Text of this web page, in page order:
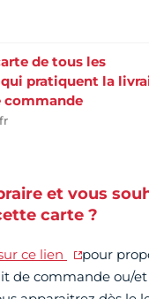
de tous les
pratiquent la
commande
et vous
carte ?
ce lien
pour
de commande ou/et